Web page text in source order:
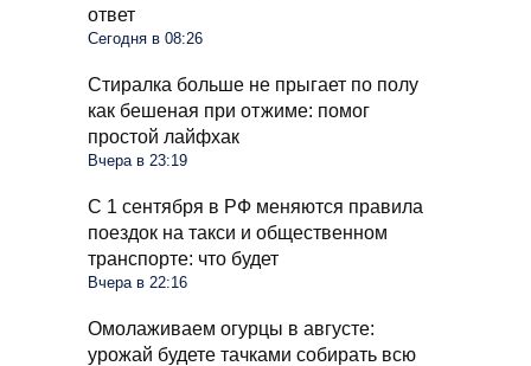
ответ
Сегодня в 08:26
Стиралка больше не прыгает по полу
как бешеная при отжиме: помог
простой лайфхак
Вчера в 23:19
С 1 сентября в РФ меняются правила
поездок на такси и общественном
транспорте: что будет
Вчера в 22:16
Омолаживаем огурцы в августе:
урожай будете тачками собирать всю